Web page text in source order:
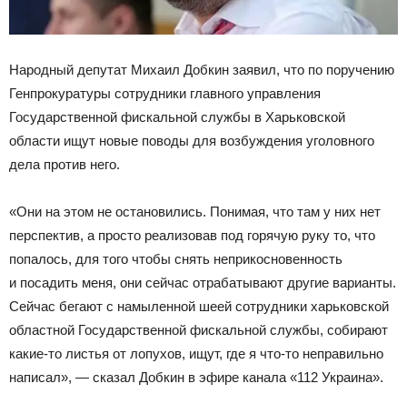
Народный депутат Михаил Добкин заявил, что по поручению
Генпрокуратуры сотрудники главного управления
Государственной фискальной службы в Харьковской
области ищут новые поводы для возбуждения уголовного
дела против него.
«Они на этом не остановились. Понимая, что там у них нет
перспектив, а просто реализовав под горячую руку то, что
попалось, для того чтобы снять неприкосновенность
и посадить меня, они сейчас отрабатывают другие варианты.
Сейчас бегают с намыленной шеей сотрудники харьковской
областной Государственной фискальной службы, собирают
какие-то листья от лопухов, ищут, где я что-то неправильно
написал», — сказал Добкин в эфире канала «112 Украина».